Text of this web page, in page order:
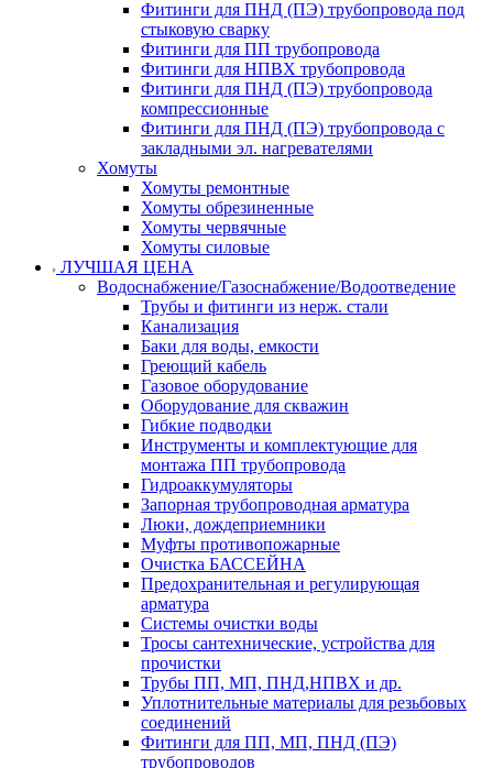
Фитинги для ПНД (ПЭ) трубопровода под
стыковую сварку
Фитинги для ПП трубопровода
Фитинги для НПВХ трубопровода
Фитинги для ПНД (ПЭ) трубопровода
компрессионные
Фитинги для ПНД (ПЭ) трубопровода с
закладными эл. нагревателями
Хомуты
Хомуты ремонтные
Хомуты обрезиненные
Хомуты червячные
Хомуты силовые
ЛУЧШАЯ ЦЕНА
Водоснабжение/Газоснабжение/Водоотведение
Трубы и фитинги из нерж. стали
Канализация
Баки для воды, емкости
Греющий кабель
Газовое оборудование
Оборудование для скважин
Гибкие подводки
Инструменты и комплектующие для
монтажа ПП трубопровода
Гидроаккумуляторы
Запорная трубопроводная арматура
Люки, дождеприемники
Муфты противопожарные
Очистка БАССЕЙНА
Предохранительная и регулирующая
арматура
Системы очистки воды
Тросы сантехнические, устройства для
прочистки
Трубы ПП, МП, ПНД,НПВХ и др.
Уплотнительные материалы для резьбовых
соединений
Фитинги для ПП, МП, ПНД (ПЭ)
трубопроводов